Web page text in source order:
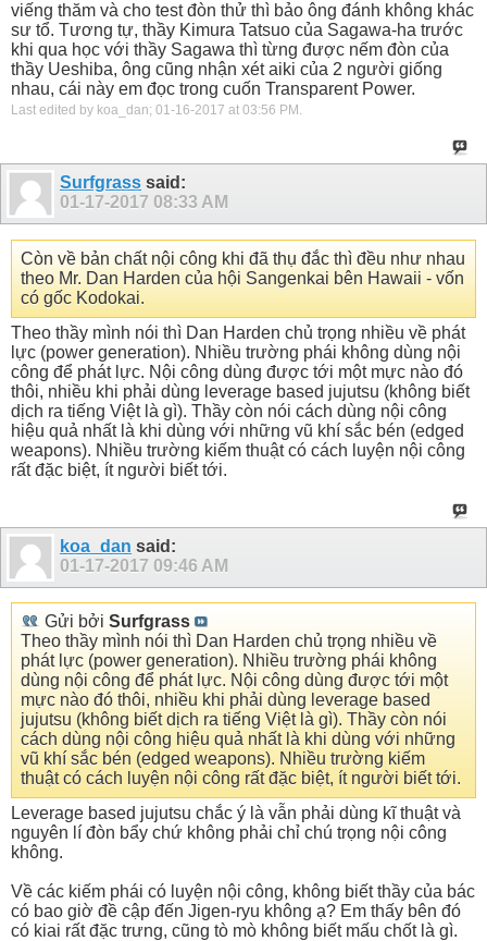
viếng thăm và cho test đòn thử thì bảo ông đánh không khác
sư tổ. Tương tự, thầy Kimura Tatsuo của Sagawa-ha trước
khi qua học với thầy Sagawa thì từng được nếm đòn của
thầy Ueshiba, ông cũng nhận xét aiki của 2 người giống
nhau, cái này em đọc trong cuốn Transparent Power.
Last edited by koa_dan; 01-16-2017 at 03:56 PM .
Surfgrass said:
01-17-2017 08:33 AM
Còn về bản chất nội công khi đã thụ đắc thì đều như nhau
theo Mr. Dan Harden của hội Sangenkai bên Hawaii - vốn
có gốc Kodokai.
Theo thầy mình nói thì Dan Harden chủ trọng nhiều về phát
lực (power generation). Nhiều trường phái không dùng nội
công để phát lực. Nội công dùng được tới một mực nào đó
thôi, nhiều khi phải dùng leverage based jujutsu (không biết
dịch ra tiếng Việt là gì). Thầy còn nói cách dùng nội công
hiệu quả nhất là khi dùng với những vũ khí sắc bén (edged
weapons). Nhiều trường kiếm thuật có cách luyện nội công
rất đặc biệt, ít người biết tới.
koa_dan said:
01-17-2017 09:46 AM
Gửi bởi Surfgrass
Theo thầy mình nói thì Dan Harden chủ trọng nhiều về
phát lực (power generation). Nhiều trường phái không
dùng nội công để phát lực. Nội công dùng được tới một
mực nào đó thôi, nhiều khi phải dùng leverage based
jujutsu (không biết dịch ra tiếng Việt là gì). Thầy còn nói
cách dùng nội công hiệu quả nhất là khi dùng với những
vũ khí sắc bén (edged weapons). Nhiều trường kiếm
thuật có cách luyện nội công rất đặc biệt, ít người biết tới.
Leverage based jujutsu chắc ý là vẫn phải dùng kĩ thuật và
nguyên lí đòn bẩy chứ không phải chỉ chú trọng nội công
không.
Về các kiếm phái có luyện nội công, không biết thầy của bác
có bao giờ đề cập đến Jigen-ryu không ạ? Em thấy bên đó
có kiai rất đặc trưng, cũng tò mò không biết mấu chốt là gì.